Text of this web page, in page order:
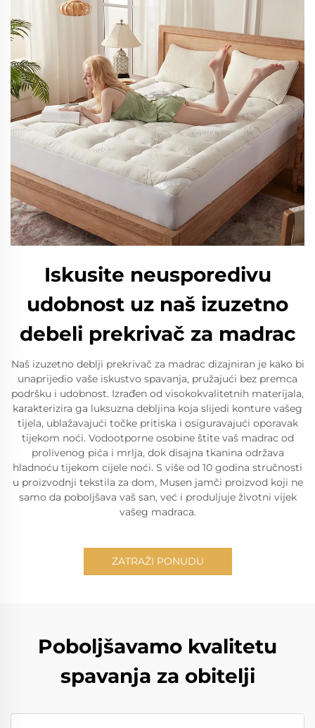
Iskusite neusporedivu
udobnost uz naš izuzetno
debeli prekrivač za madrac
Naš izuzetno deblji prekrivač za madrac dizajniran je kako bi
unaprijedio vaše iskustvo spavanja, pružajući bez premca
podršku i udobnost. Izrađen od visokokvalitetnih materijala,
karakterizira ga luksuzna debljina koja slijedi konture vašeg
tijela, ublažavajući točke pritiska i osiguravajući oporavak
tijekom noći. Vodootporne osobine štite vaš madrac od
prolivenog pića i mrlja, dok disajna tkanina održava
hladnoću tijekom cijele noći. S više od 10 godina stručnosti
u proizvodnji tekstila za dom, Musen jamči proizvod koji ne
samo da poboljšava vaš san, već i produljuje životni vijek
vašeg madraca.
ZATRAŽI PONUDU
Poboljšavamo kvalitetu
spavanja za obitelji